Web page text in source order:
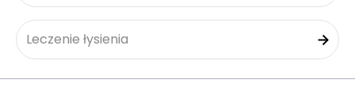
Leczenie łysienia